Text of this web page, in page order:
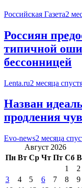
Российская Газета2
Россиян
типичной
бессонницей
Lenta.ru2 месяца
Назван
продления
Evo-news2 месяца
Август 2026
Пн Вт Ср Чт Пт Сб
1
2
3
4 5 6 7 8
9